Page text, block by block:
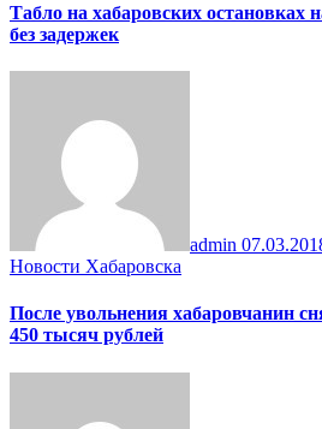
Табло на хабаровских остановках
без задержек
admin
Новости Хабаровска
После увольнения хабаровчанин
450 тысяч рублей